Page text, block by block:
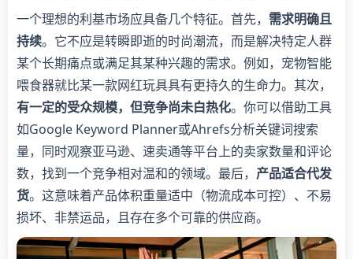
一个理想的利基市场应具备几个特征。首先， 需求明确且
持续。它不应是转瞬即逝的时尚潮流，而是解决特定人群
某个长期痛点或满足其某种兴趣的需求。例如，宠物智能
喂食器就比某一款网红玩具具有更持久的生命力。其次，
有一定的受众规模，但竞争尚未白热化。你可以借助工具
如Google Keyword Planner或Ahrefs分析关键词搜索
量，同时观察亚马逊、速卖通等平台上的卖家数量和评论
数，找到一个竞争相对温和的领域。最后， 产品适合代发
货。这意味着产品体积重量适中（物流成本可控）、不易
损坏、非禁运品，且存在多个可靠的供应商。